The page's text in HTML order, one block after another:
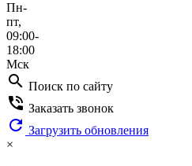
Пн-
пт,
09:00-
18:00
Мск
search Поиск по сайту
phone_in_talk Заказать звонок
refresh Загрузить обновления
×